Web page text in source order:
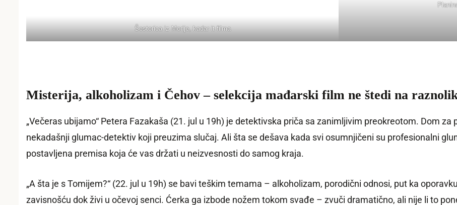
Šestorica iz Morije, kadar it filma
Misterija, alkoholizam i Čehov – selekcija mađarski film ne štedi na
„Večeras ubijamo“ Petera Fazakaša (21. jul u 19h) je detektivska priča sa zanimljivim preokreotom. Dom
nekadašnji glumac-detektiv koji preuzima slučaj. Ali šta se dešava kada svi osumnjičeni su profesionalni
postavljena premisa koja će vas držati u neizvesnosti do samog kraja.
„A šta je s Tomijem?“ (22. jul u 19h) se bavi teškim temama – alkoholizam, porodični odnosi, put ka
zavisnošću dok živi u očevoj senci. Ćerka ga izbode nožem tokom svađe – zvuči dramatično, ali nije li to